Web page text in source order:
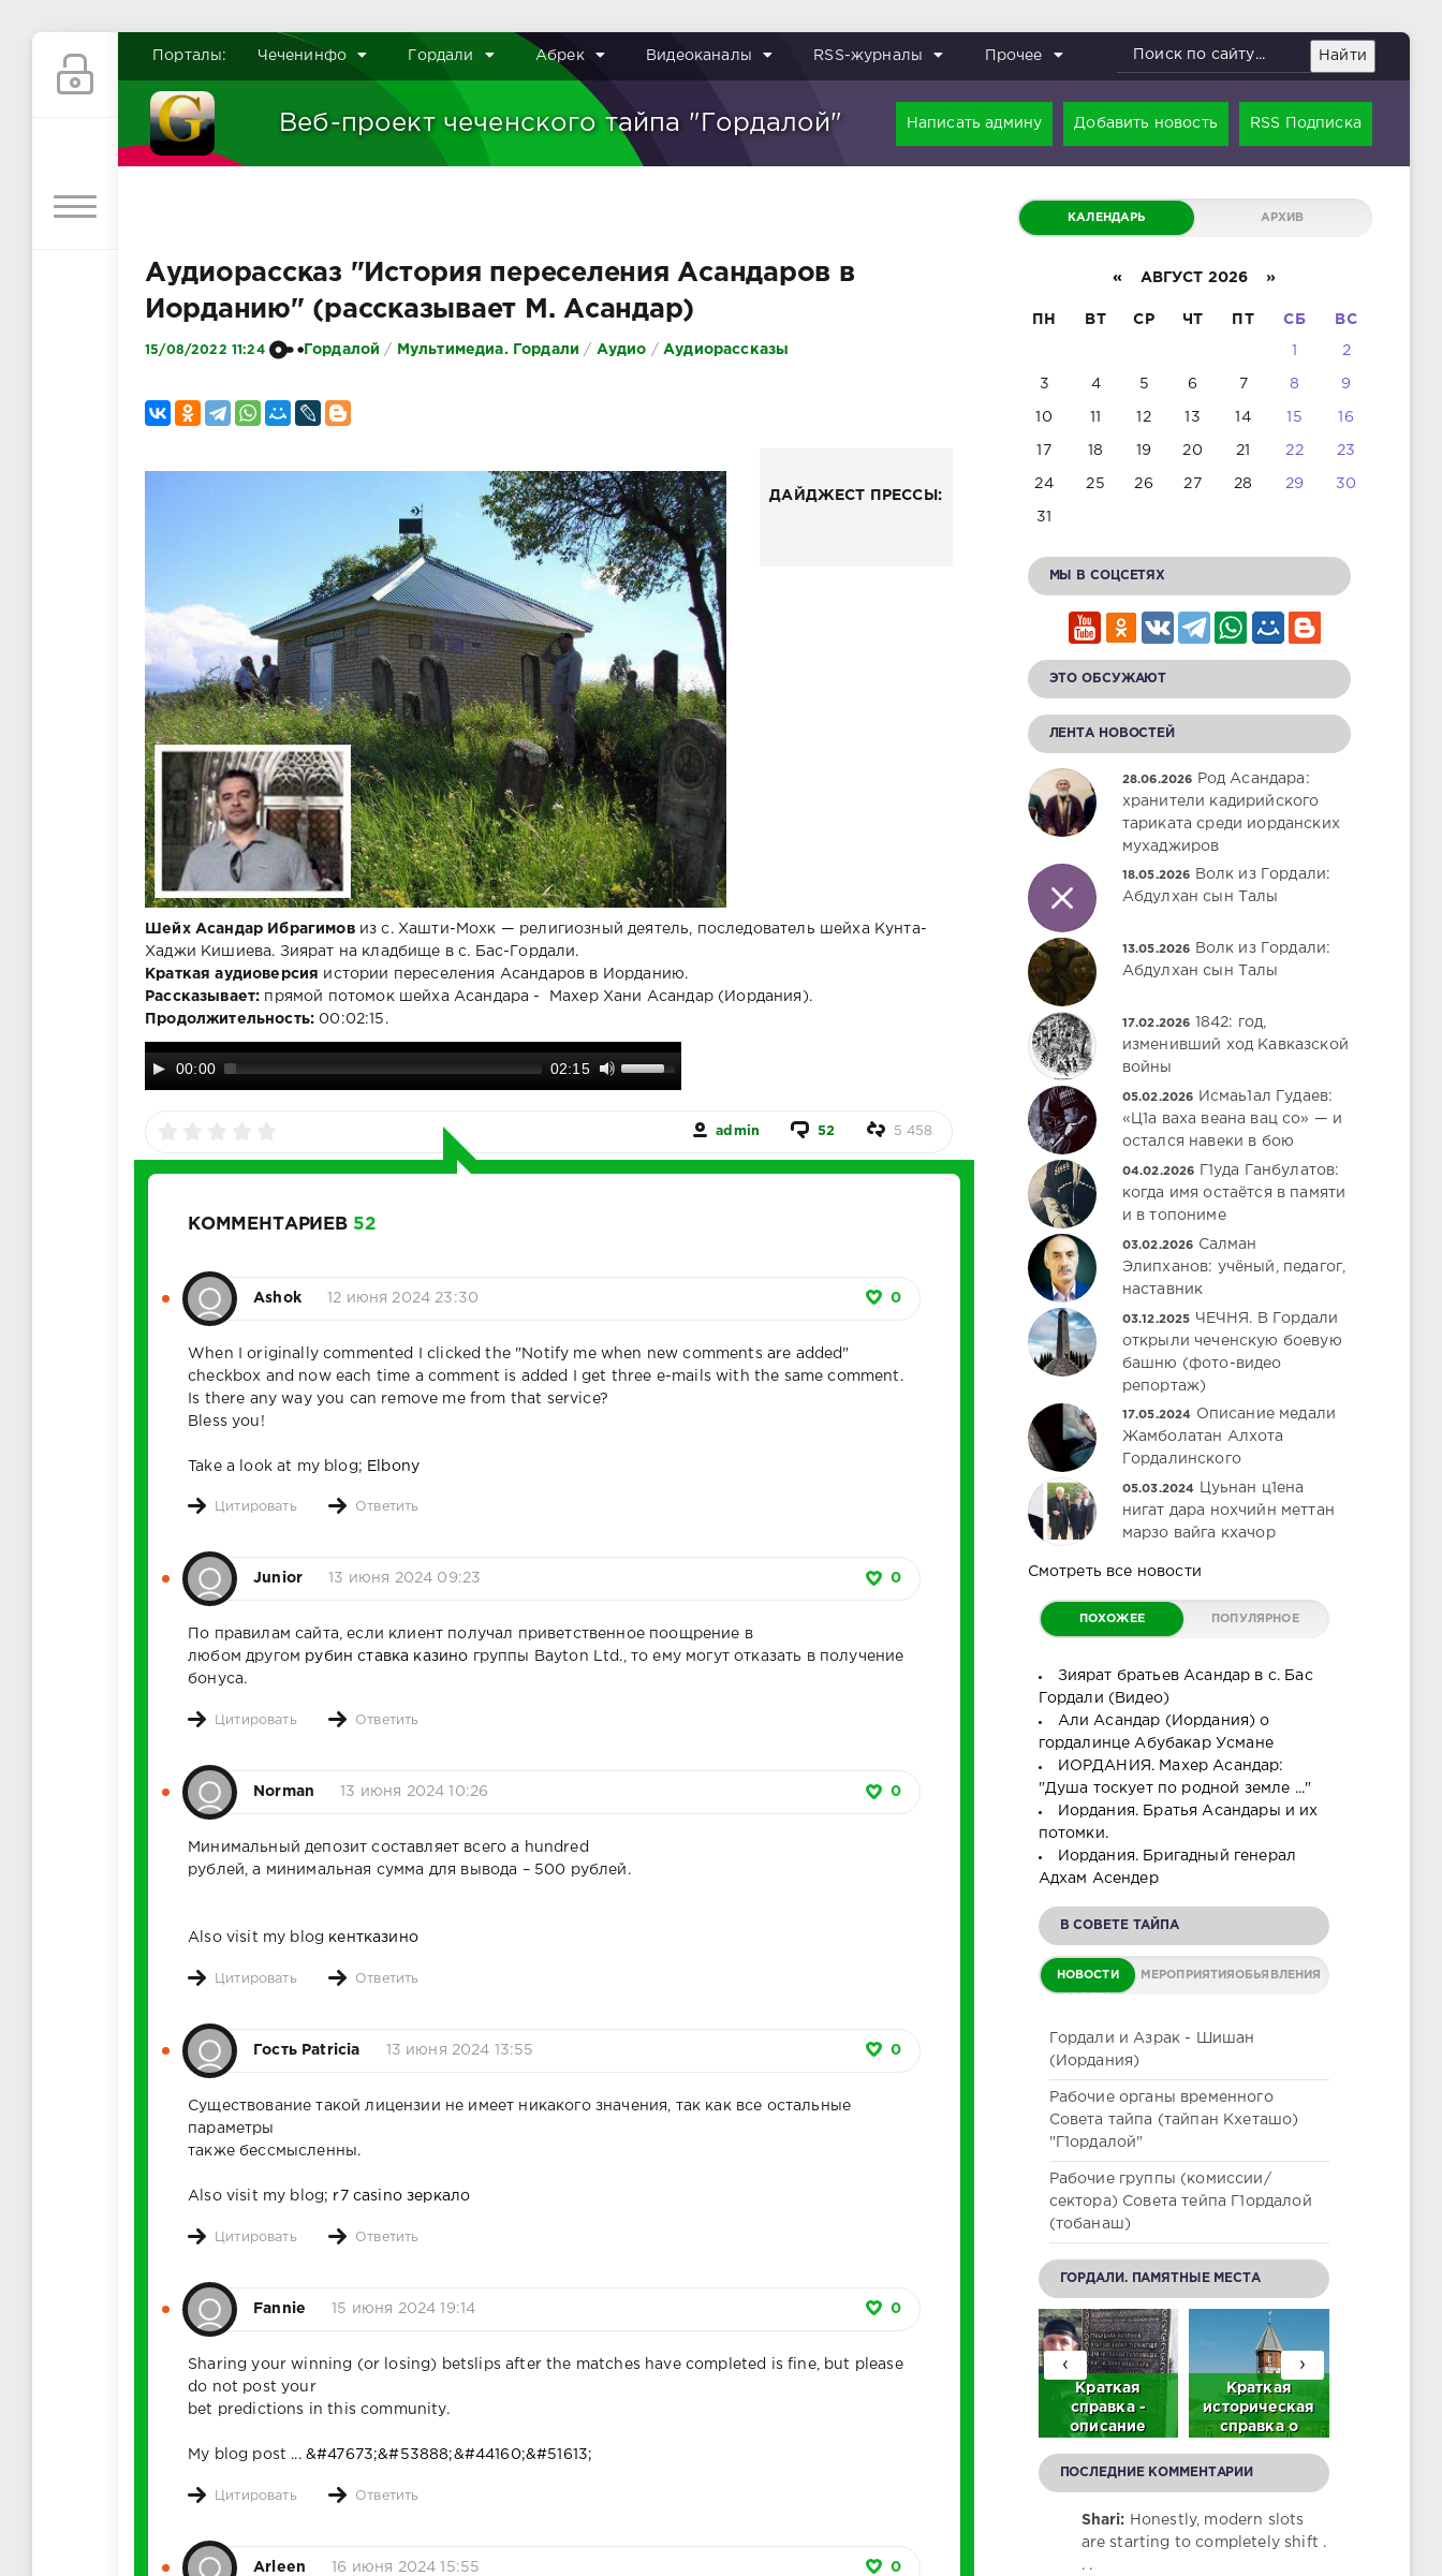
Порталы: Чеченинфо Гордали Абрек Видеоканалы RSS-журналы Прочее Найти
Веб-проект чеченского тайпа "Гордалой" Написать админу Добавить новость RSS Подписка
Аудиорассказ "История переселения Асандаров в
Иорданию" (рассказывает М. Асандар)
15/08/2022 11:24 Гордалой / Мультимедиа. Гордали / Аудио / Аудиорассказы
ДАЙДЖЕСТ ПРЕССЫ:
Шейх Асандар Ибрагимов из с. Хашти-Мохк — религиозный деятель, последователь шейха Кунта-
Хаджи Кишиева. Зиярат на кладбище в с. Бас-Гордали.
Краткая аудиоверсия истории переселения Асандаров в Иорданию.
Рассказывает: прямой потомок шейха Асандара - Махер Хани Асандар (Иордания).
Продолжительность: 00:02:15.
00:00 02:15
admin 52 5 458
КОММЕНТАРИЕВ 52
Ashok 12 июня 2024 23:30 0
When I originally commented I clicked the "Notify me when new comments are added"
checkbox and now each time a comment is added I get three e-mails with the same comment.
Is there any way you can remove me from that service?
Bless you!
Take a look at my blog; Elbony
Цитировать Ответить
Junior 13 июня 2024 09:23 0
По правилам сайта, если клиент получал приветственное поощрение в
любом другом
рубин ставка казино группы Bayton Ltd., то ему могут отказать в получение
бонуса.
Цитировать Ответить
Norman 13 июня 2024 10:26 0
Минимальный депозит составляет всего a hundred
рублей, а минимальная сумма для вывода – 500 рублей.
Also visit my blog кентказино
Цитировать Ответить
Гость Patricia 13 июня 2024 13:55 0
Существование такой лицензии не имеет никакого значения, так как все остальные
параметры
также бессмысленны.
Also visit my blog; r7 casino зеркало
Цитировать Ответить
Fannie 15 июня 2024 19:14 0
Sharing your winning (or losing) betslips after the matches have completed is fine, but please
do not post your
bet predictions in this community.
My blog post ... &#47673;&#53888;&#44160;&#51613;
Цитировать Ответить
Arleen 16 июня 2024 15:55 0
КАЛЕНДАРЬ АРХИВ
«АВГУСТ 2026 »
ПН ВТ СР ЧТ ПТ СБ ВС
1 2
3 4 5 6 7 8 9
10 11 12 13 14 15 16
17 18 19 20 21 22 23
24 25 26 27 28 29 30
31
МЫ В СОЦСЕТЯХ
ЭТО ОБСУЖАЮТ
ЛЕНТА НОВОСТЕЙ
28.06.2026
Род Асандара:
хранители кадирийского
тариката среди иорданских
мухаджиров
18.05.2026
Волк из Гордали:
Абдулхан сын Талы
13.05.2026
Волк из Гордали:
Абдулхан сын Талы
17.02.2026 1842: год,
изменивший ход Кавказской
войны
05.02.2026
Исмаь1ал Гудаев:
«Ц1а ваха веана вац со» — и
остался навеки в бою
04.02.2026
Г1уда Ганбулатов:
когда имя остаётся в памяти
и в топониме
03.02.2026 Салман
Элипханов: учёный, педагог,
наставник
03.12.2025 ЧЕЧНЯ. В Гордали
открыли чеченскую боевую
башню (фото-видео
репортаж)
17.05.2024 Описание медали
Жамболатан Алхота
Гордалинского
05.03.2024
Цуьнан ц1ена
нигат дара нохчийн меттан
марзо вайга кхачор
Смотреть все новости
ПОХОЖЕЕ ПОПУЛЯРНОЕ
Зиярат братьев Асандар в с. Бас
Гордали (Видео)
Али Асандар (Иордания) о
гордалинце Абубакар Усмане
ИОРДАНИЯ. Махер Асандар:
"Душа тоскует по родной земле ..."
Иордания. Братья Асандары и их
потомки.
Иордания. Бригадный генерал
Адхам Асендер
В СОВЕТЕ ТАЙПА
НОВОСТИ МЕРОПРИЯТИЯОБЬЯВЛЕНИЯ
Гордали и Азрак - Шишан
(Иордания)
Рабочие органы временного
Совета тайпа (тайпан Кхеташо)
"Г1ордалой"
Рабочие группы (комиссии/
сектора) Совета тейпа Г1ордалой
(тобанаш)
ГОРДАЛИ. ПАМЯТНЫЕ МЕСТА
эвлан йистера
а, гаражан
Краткая
справка -
описание
тысячелетней
Краткая
историческая
справка о
мечети в с.
›
‹
ПОСЛЕДНИЕ КОММЕНТАРИИ
Shari: Honestly, modern slots
are starting to completely shift .
. .